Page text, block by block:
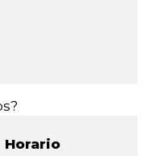
Horario